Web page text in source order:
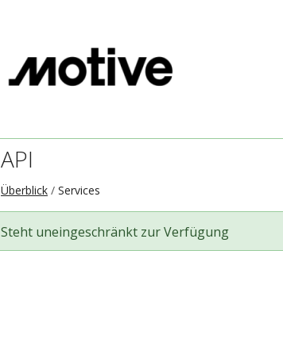
API
Überblick Services
Steht uneingeschränkt zur Verfügung